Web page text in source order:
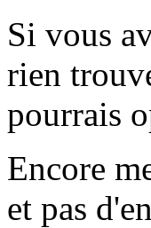
Si vous
rien
pourrais
Encore
et pas